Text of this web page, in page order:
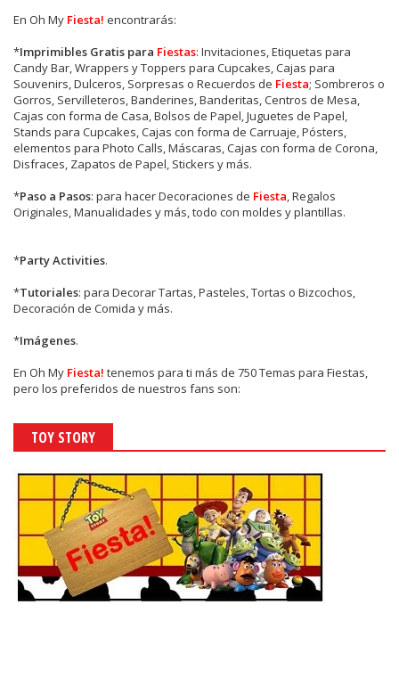
En Oh My Fiesta! encontrarás:
*Imprimibles Gratis para Fiestas: Invitaciones, Etiquetas para
Candy Bar, Wrappers y Toppers para Cupcakes, Cajas para
Souvenirs, Dulceros, Sorpresas o Recuerdos de Fiesta; Sombreros o
Gorros, Servilleteros, Banderines, Banderitas, Centros de Mesa,
Cajas con forma de Casa, Bolsos de Papel, Juguetes de Papel,
Stands para Cupcakes, Cajas con forma de Carruaje, Pósters,
elementos para Photo Calls, Máscaras, Cajas con forma de Corona,
Disfraces, Zapatos de Papel, Stickers y más.
*Paso a Pasos: para hacer Decoraciones de Fiesta, Regalos
Originales, Manualidades y más, todo con moldes y plantillas.
*Party Activities.
*Tutoriales: para Decorar Tartas, Pasteles, Tortas o Bizcochos,
Decoración de Comida y más.
*Imágenes.
En Oh My Fiesta! tenemos para ti más de 750 Temas para Fiestas,
pero los preferidos de nuestros fans son:
TOY STORY